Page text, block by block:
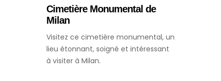
Cimetière Monumental de
Milan
Visitez ce cimetière monumental, un
lieu étonnant, soigné et intéressant
à visiter à Milan.